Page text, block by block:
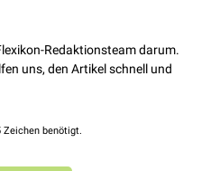
den Frakturrand. Nach einer
sind dann ausgeprägte
neurologische Defizite möglich.
Redaktionsteam darum.
uns, den Artikel schnell und
Zeichen benötigt.